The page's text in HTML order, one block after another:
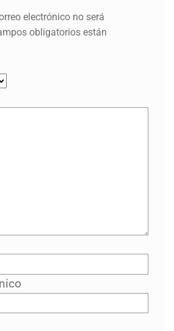
electrónico no será
obligatorios están